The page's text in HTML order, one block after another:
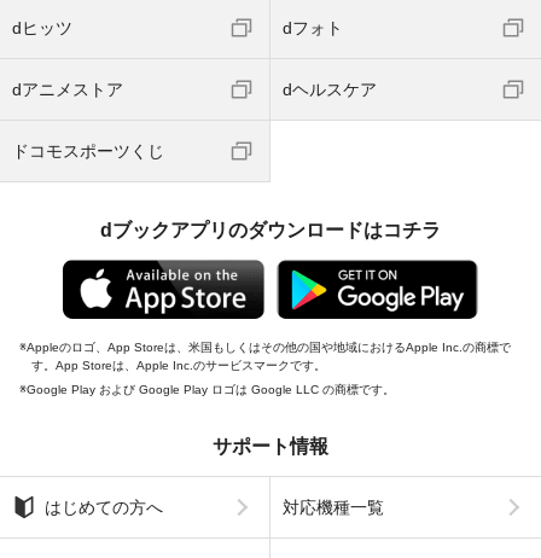
dヒッツ dフォト
dアニメストア dヘルスケア
ドコモスポーツくじ
dブックアプリのダウンロードはコチラ
Appleのロゴ、App Storeは、米国もしくはその他の国や地域におけるApple Inc.の商標で
す。App Storeは、Apple Inc.のサービスマークです。
Google Play および Google Play ロゴは Google LLC の商標です。
サポート情報
はじめての方へ 対応機種一覧